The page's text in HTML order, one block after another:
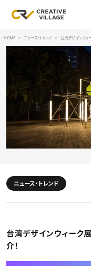
ログイン
RECRUIT
クリエイター求人を探す
CREATIVE JOB求人
特集求人
採用説明会
スキルアップしたい！
デザイン
編集・ライティング
マーケティング
ディレクション
業界解説・キャリア事情
お役立ち基礎知識
TOP Creator’s コラム
Webクリエイター
アプリクリエイター
ゲームクリエイター
映像クリエイター
マーケッター
セミナー
HOME ニュース・トレンド 台湾デザインウィ
ニュース・トレンド
台湾デザインウィーク
介！